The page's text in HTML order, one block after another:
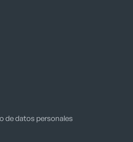
de datos personales